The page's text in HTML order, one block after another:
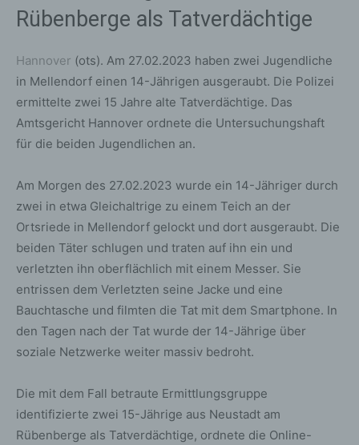
Rübenberge als Tatverdächtige
Hannover (ots). Am 27.02.2023 haben zwei Jugendliche
in Mellendorf einen 14-Jährigen ausgeraubt. Die Polizei
ermittelte zwei 15 Jahre alte Tatverdächtige. Das
Amtsgericht Hannover ordnete die Untersuchungshaft
für die beiden Jugendlichen an.
Am Morgen des 27.02.2023 wurde ein 14-Jähriger durch
zwei in etwa Gleichaltrige zu einem Teich an der
Ortsriede in Mellendorf gelockt und dort ausgeraubt. Die
beiden Täter schlugen und traten auf ihn ein und
verletzten ihn oberflächlich mit einem Messer. Sie
entrissen dem Verletzten seine Jacke und eine
Bauchtasche und filmten die Tat mit dem Smartphone. In
den Tagen nach der Tat wurde der 14-Jährige über
soziale Netzwerke weiter massiv bedroht.
Die mit dem Fall betraute Ermittlungsgruppe
identifizierte zwei 15-Jährige aus Neustadt am
Rübenberge als Tatverdächtige, ordnete die Online-